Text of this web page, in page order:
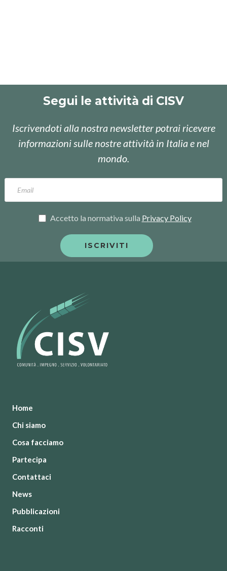
Segui le attività di CISV
Iscrivendoti alla nostra newsletter potrai ricevere
informazioni sulle nostre attività in Italia e nel
mondo.
Accetto la normativa sulla Privacy Policy
Home
Chi siamo
Cosa facciamo
Partecipa
Contattaci
News
Pubblicazioni
Racconti